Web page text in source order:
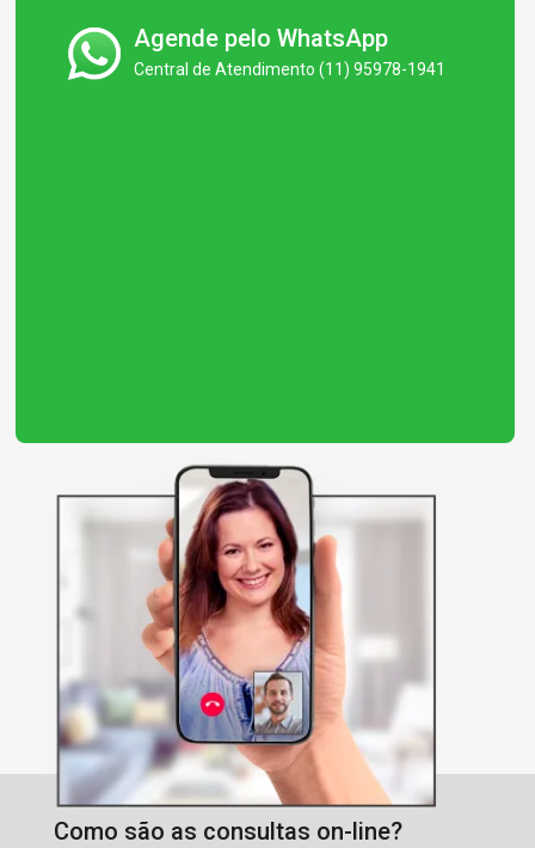
Agende pelo WhatsApp
Central de Atendimento (11) 95978-1941
Como são as consultas on-line?